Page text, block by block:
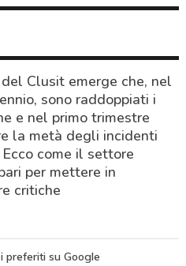
Clusit emerge che, nel
sono raddoppiati i
e nel primo trimestre
la metà degli incidenti
come il settore
per mettere in
critiche
preferiti su Google